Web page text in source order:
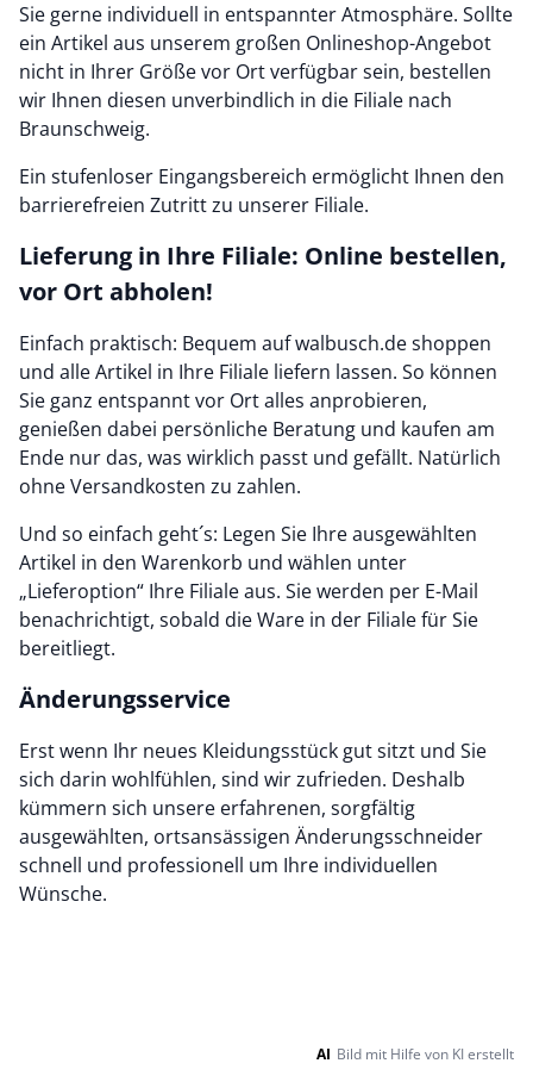
Sie gerne individuell in entspannter Atmosphäre. Sollte
ein Artikel aus unserem großen Onlineshop-Angebot
nicht in Ihrer Größe vor Ort verfügbar sein, bestellen
wir Ihnen diesen unverbindlich in die Filiale nach
Braunschweig.
Ein stufenloser Eingangsbereich ermöglicht Ihnen den
barrierefreien Zutritt zu unserer Filiale.
Lieferung in Ihre Filiale: Online bestellen,
vor Ort abholen!
Einfach praktisch: Bequem auf walbusch.de shoppen
und alle Artikel in Ihre Filiale liefern lassen. So können
Sie ganz entspannt vor Ort alles anprobieren,
genießen dabei persönliche Beratung und kaufen am
Ende nur das, was wirklich passt und gefällt. Natürlich
ohne Versandkosten zu zahlen.
Und so einfach geht´s: Legen Sie Ihre ausgewählten
Artikel in den Warenkorb und wählen unter
„Lieferoption“ Ihre Filiale aus. Sie werden per E-Mail
benachrichtigt, sobald die Ware in der Filiale für Sie
bereitliegt.
Änderungsservice
Erst wenn Ihr neues Kleidungsstück gut sitzt und Sie
sich darin wohlfühlen, sind wir zufrieden. Deshalb
kümmern sich unsere erfahrenen, sorgfältig
ausgewählten, ortsansässigen Änderungsschneider
schnell und professionell um Ihre individuellen
Wünsche.
AI Bild mit Hilfe von KI erstellt